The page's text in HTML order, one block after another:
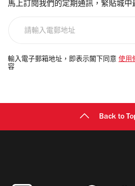
馬上訂閱我們的定期通訊，緊貼城中
電
郵
輸入電子郵箱地址，即表示閣下同意 使用
容
Back to